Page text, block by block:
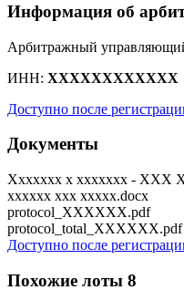
Информация об
Арбитражный
ИНН: XXXXXXXXXXXX
Доступно после
Документы
Xxxxxxx x xxxxxxx - XXX
xxxxxx xxx xxxxx.docx
protocol_XXXXXX.pdf
protocol_total_XXXXXX.pdf
Доступно после
Похожие лоты 8